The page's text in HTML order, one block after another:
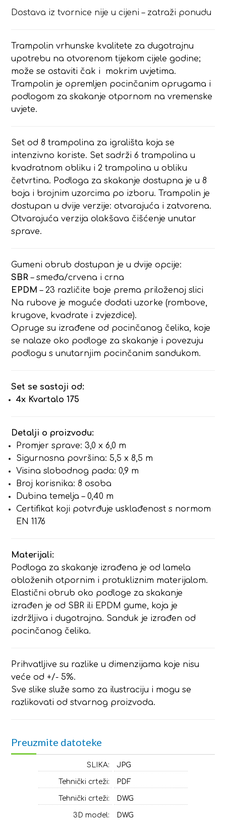
Dostava iz tvornice nije u cijeni – zatraži ponudu
Trampolin vrhunske kvalitete za dugotrajnu
upotrebu na otvorenom tijekom cijele godine;
može se ostaviti čak i mokrim uvjetima.
Trampolin je opremljen pocinčanim oprugama i
podlogom za skakanje otpornom na vremenske
uvjete.
Set od 8 trampolina za igrališta koja se
intenzivno koriste. Set sadrži 6 trampolina u
kvadratnom obliku i 2 trampolina u obliku
četvrtina. Podloga za skakanje dostupna je u 8
boja i brojnim uzorcima po izboru. Trampolin je
dostupan u dvije verzije: otvarajuća i zatvorena.
Otvarajuća verzija olakšava čišćenje unutar
sprave.
Gumeni obrub dostupan je u dvije opcije:
SBR – smeđa/crvena i crna
EPDM – 23 različite boje prema priloženoj slici
Na rubove je moguće dodati uzorke (rombove,
krugove, kvadrate i zvjezdice).
Opruge su izrađene od pocinčanog čelika, koje
se nalaze oko podloge za skakanje i povezuju
podlogu s unutarnjim pocinčanim sandukom.
Set se sastoji od:
4x Kvartalo 175
Detalji o proizvodu:
Promjer sprave: 3,0 x 6,0 m
Sigurnosna površina: 5,5 x 8,5 m
Visina slobodnog pada: 0,9 m
Broj korisnika: 8 osoba
Dubina temelja – 0,40 m
Certifikat koji potvrđuje usklađenost s normom
EN 1176
Materijali:
Podloga za skakanje izrađena je od lamela
obloženih otpornim i protukliznim materijalom.
Elastični obrub oko podloge za skakanje
izrađen je od SBR ili EPDM gume, koja je
izdržljiva i dugotrajna. Sanduk je izrađen od
pocinčanog čelika.
Prihvatljive su razlike u dimenzijama koje nisu
veće od +/- 5%.
Sve slike služe samo za ilustraciju i mogu se
razlikovati od stvarnog proizvoda.
Preuzmite datoteke
SLIKA: JPG
Tehnički crteži: PDF
Tehnički crteži: DWG
3D model: DWG